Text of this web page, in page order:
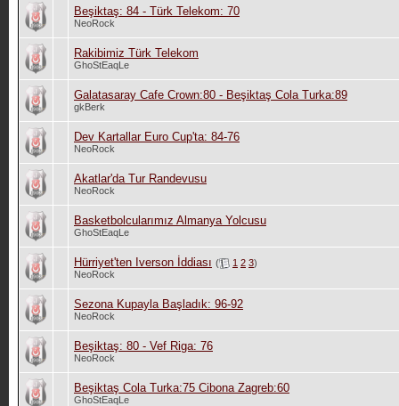
Beşiktaş: 84 - Türk Telekom: 70
NeoRock
Rakibimiz Türk Telekom
GhoStEaqLe
Galatasaray Cafe Crown:80 - Beşiktaş Cola Turka:89
gkBerk
Dev Kartallar Euro Cup'ta: 84-76
NeoRock
Akatlar'da Tur Randevusu
NeoRock
Basketbolcularımız Almanya Yolcusu
GhoStEaqLe
Hürriyet'ten Iverson İddiası ( 1 2 3)
NeoRock
Sezona Kupayla Başladık: 96-92
NeoRock
Beşiktaş: 80 - Vef Riga: 76
NeoRock
Beşiktaş Cola Turka:75 Cibona Zagreb:60
GhoStEaqLe